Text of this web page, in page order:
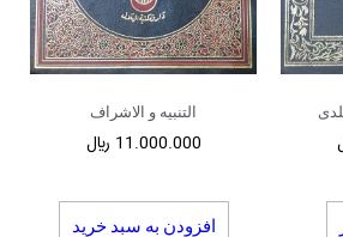
التنبیه و الاشراف
11.000.000 ﷼
افزودن به سبد خرید